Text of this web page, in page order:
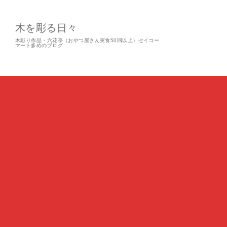
木を彫る日々
木彫り作品・六花亭（おやつ屋さん実食50回以上）セイコー
マート多めのブログ